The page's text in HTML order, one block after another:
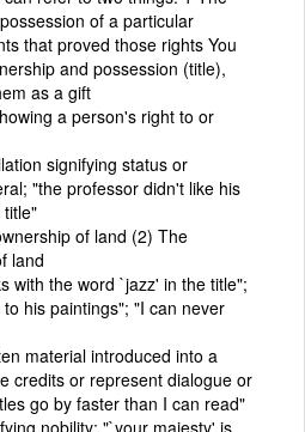
of a particular
that proved those rights You
and possession (title),
as a gift
a person's right to or
signifying status or
"the professor didn't like his
title"
of land (2) The
land
with the word `jazz' in the title";
his paintings"; "I can never
material introduced into a
credits or represent dialogue or
go by faster than I can read"
nobility; "`your majesty' is